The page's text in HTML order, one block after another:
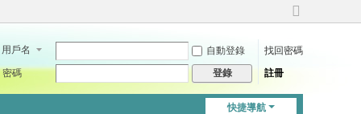
切
到
用戶名 自動登錄
找回密碼
密碼
登錄 註冊
快捷導航